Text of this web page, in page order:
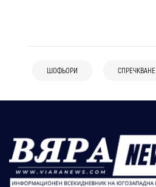
ШОФЬОРИ СПРЕЧКВАНЕ